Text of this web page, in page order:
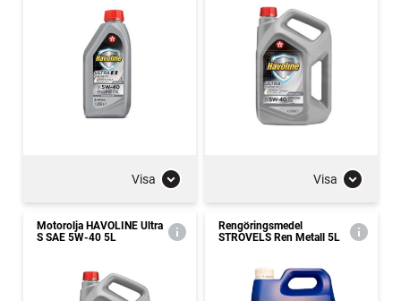
Visa Visa
Motorolja HAVOLINE Ultra
S SAE 5W-40 5L
Rengöringsmedel
STROVELS Ren Metall 5L